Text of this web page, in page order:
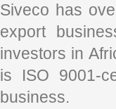
Siveco has
export
investors in
is ISO 9001-
business.